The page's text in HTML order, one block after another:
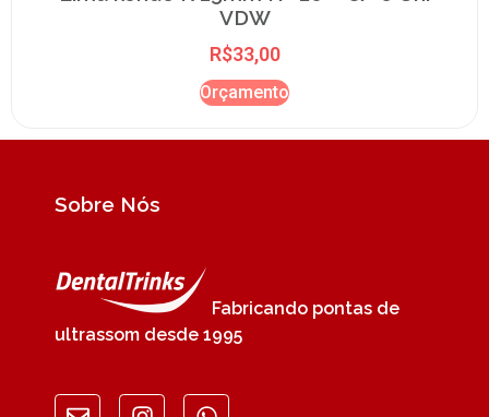
VDW
R$33,00
Orçamento
Sobre Nós
Fabricando pontas de
ultrassom desde 1995